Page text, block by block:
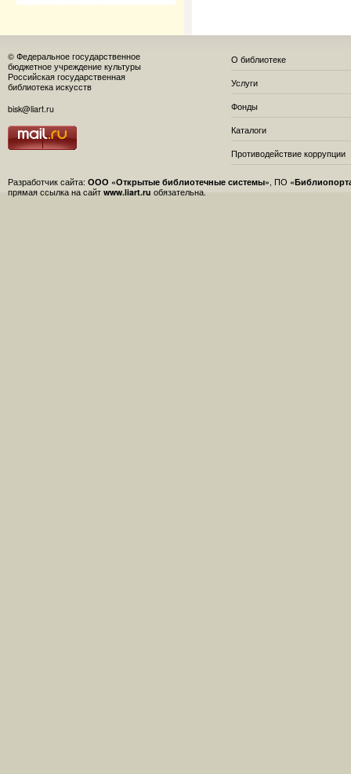
© Федеральное государственное
бюджетное учреждение культуры
Российская государственная
библиотека искусств
bisk@liart.ru
О библиотеке
Услуги
Фонды
Каталоги
Противодействие коррупции
Разработчик сайта: ООО «Открытые библиотечные системы» , ПО
прямая ссылка на сайт www.liart.ru обязательна.